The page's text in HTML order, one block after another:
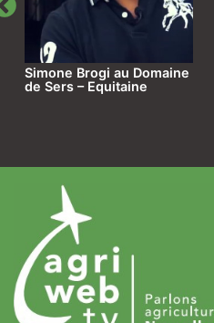
Simone Brogi au Domaine
de Sers – Equitaine